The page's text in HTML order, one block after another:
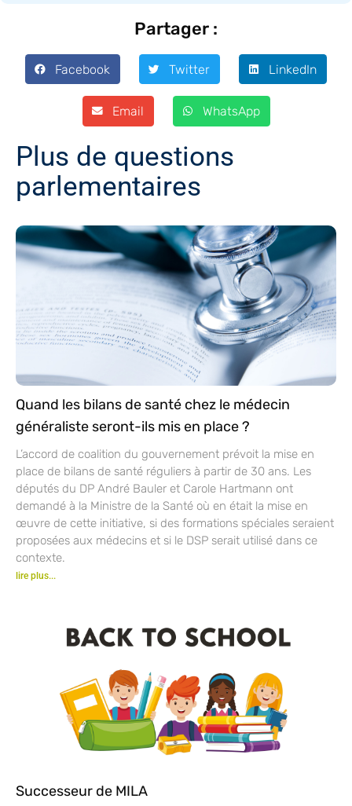
Partager :
Facebook Twitter LinkedIn
Email WhatsApp
Plus de questions
parlementaires
Quand les bilans de santé chez le médecin
généraliste seront-ils mis en place ?
L’accord de coalition du gouvernement prévoit la mise en
place de bilans de santé réguliers à partir de 30 ans. Les
députés du DP André Bauler et Carole Hartmann ont
demandé à la Ministre de la Santé où en était la mise en
œuvre de cette initiative, si des formations spéciales seraient
proposées aux médecins et si le DSP serait utilisé dans ce
contexte.
lire plus...
Successeur de MILA